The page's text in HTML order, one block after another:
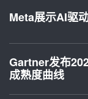
Meta展示AI驱
Gartner发布
成熟度曲线